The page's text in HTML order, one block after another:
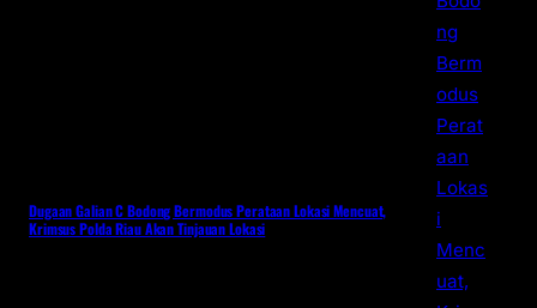
Dugaan Galian C Bodong Bermodus Perataan Lokasi Mencuat,
Krimsus Polda Riau Akan Tinjauan Lokasi